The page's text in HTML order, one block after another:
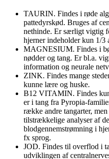
TAURIN. Findes i røde
pattedyrskød. Bruges af
nethinde. Er særligt vigtig
hjerner indeholder kun 1/3
MAGNESIUM. Findes i
nødder og tang. Er bl.a.
information og neurale
ZINK. Findes mange
kunne lære og huske.
B12 VITAMIN. Findes
er i tang fra Pyropia-
række andre tangarter,
tilstrækkelige analyser af
blodgennemstrømning i
fx sprog.
JOD. Findes til overflod i
udviklingen af